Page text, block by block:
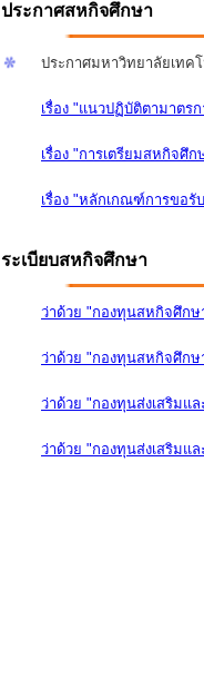
ประกาศสหกิจศึกษา
ประกาศมหาวิทยาลัยเทค
เรื่อง "แนวปฏิบัติตามาตร
เรื่อง "การเตรียมสหกิจศึ
เรื่อง "หลักเกณฑ์การขอรั
ระเบียบสหกิจศึกษา
ว่าด้วย "กองทุนสหกิจศึกษ
ว่าด้วย "กองทุนสหกิจศึกษ
ว่าด้วย "กองทุนส่งเสริมแ
ว่าด้วย "กองทุนส่งเสริมแ